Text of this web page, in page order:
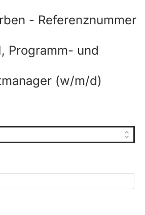
- Referenznummer
Programm- und
(w/m/d)